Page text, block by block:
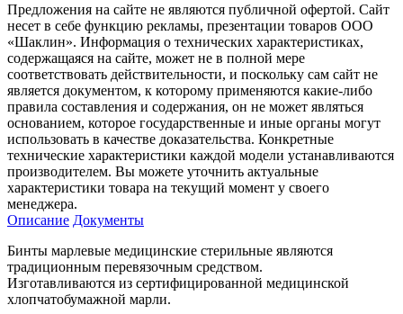
Предложения на сайте не являются публичной офертой. Сайт
несет в себе функцию рекламы, презентации товаров ООО
«Шаклин». Информация о технических характеристиках,
содержащаяся на сайте, может не в полной мере
соответствовать действительности, и поскольку сам сайт не
является документом, к которому применяются какие-либо
правила составления и содержания, он не может являться
основанием, которое государственные и иные органы могут
использовать в качестве доказательства. Конкретные
технические характеристики каждой модели устанавливаются
производителем. Вы можете уточнить актуальные
характеристики товара на текущий момент у своего
менеджера.
Описание Документы
Бинты марлевые медицинские стерильные являются
традиционным перевязочным средством.
Изготавливаются из сертифицированной медицинской
хлопчатобумажной марли.